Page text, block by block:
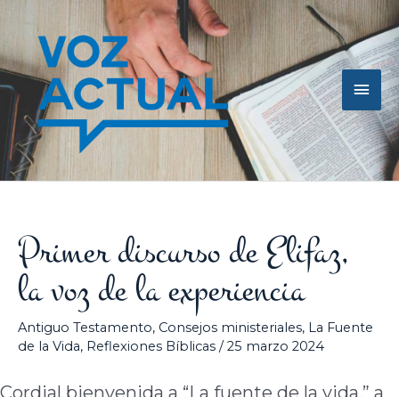
contenido
Primer discurso de Elifaz,
la voz de la experiencia
Antiguo Testamento, Consejos ministeriales, La Fuente
de la Vida, Reflexiones Bíblicas /25 marzo 2024
Cordial bienvenida a “La fuente de la vida,” a